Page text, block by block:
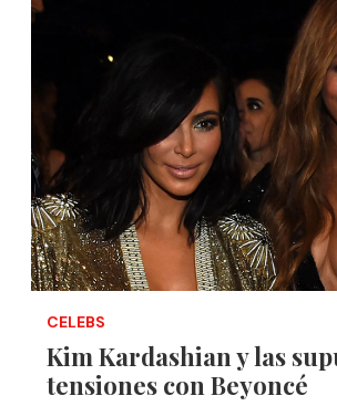
CELEBS
Kim Kardashian y las
tensiones con Beyoncé